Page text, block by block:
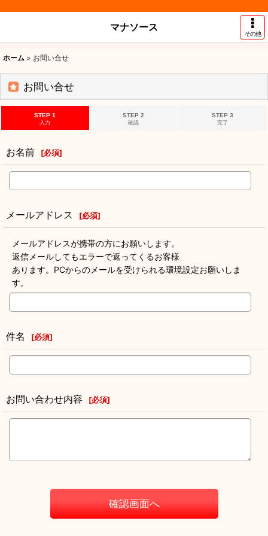
マナソース
その他
ホーム > お問い合せ
お問い合せ
STEP 1
入力
STEP 2
確認
STEP 3
完了
お名前 [必須]
メールアドレス [必須]
メールアドレスが携帯の方にお願いします。
返信メールしてもエラーで返ってくるお客様
あります。PCからのメールを受けられる環境設定お願いしま
す。
件名 [必須]
お問い合わせ内容 [必須]
確認画面へ